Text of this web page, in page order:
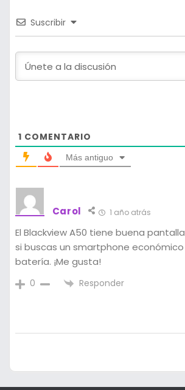
Suscribir
1 COMENTARIO
Más antiguo
Carol 1 año atrás
El Blackview A50 tiene buena
si buscas un smartphone
batería. ¡Me gusta!
0 Responder